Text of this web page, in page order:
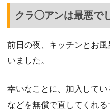
クラ◯アンは最悪で
前日の夜、キッチンとお
いました。
幸いなことに、加入して
などを無償で直してくれ